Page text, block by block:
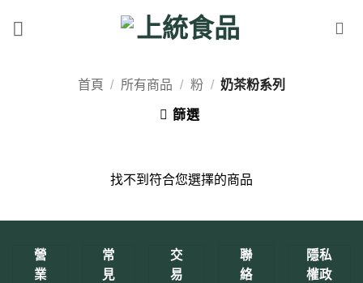
首頁 / 所有商品 / 粉 / 奶茶粉系列
篩選
找不到符合您選擇的商品
營
業
常
見
交
易
聯
絡
隱私
權政